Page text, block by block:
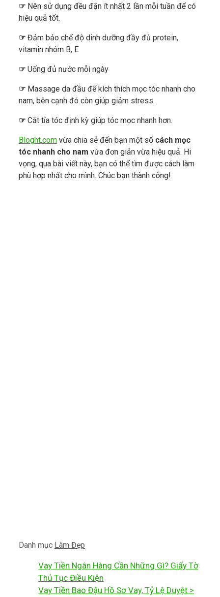
☞ Nên sử dụng đều đặn ít nhất 2 lần mỗi tuần để có
hiệu quả tốt.
☞ Đảm bảo chế độ dinh dưỡng đầy đủ protein,
vitamin nhóm B, E
☞ Uống đủ nước mỗi ngày
☞ Massage da đầu để kích thích mọc tóc nhanh cho
nam, bên cạnh đó còn giúp giảm stress.
☞ Cắt tỉa tóc định kỳ giúp tóc mọc nhanh hơn.
Bloght.com vừa chia sẻ đến bạn một số cách mọc
tóc nhanh cho nam vừa đơn giản vừa hiệu quả. Hi
vọng, qua bài viết này, bạn có thể tìm được cách làm
phù hợp nhất cho mình. Chúc bạn thành công!
Danh mục Làm Đẹp
Vay Tiền Ngân Hàng Cần Những Gì? Giấy Tờ
Thủ Tục Điều Kiện
Vay Tiền Bao Đậu Hồ Sơ Vay, Tỷ Lệ Duyệt >